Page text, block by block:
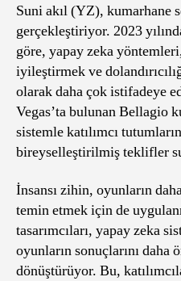
Suni akıl (YZ), kumarhane
gerçekleştiriyor. 2023
göre, yapay zeka
iyileştirmek ve
olarak daha çok istifadeye
Vegas’ta bulunan Bellagio
sistemle katılımcı
bireyselleştirilmiş teklifler
İnsansı zihin, oyunların
temin etmek için de
tasarımcıları, yapay zeka
oyunların sonuçlarını
dönüştürüyor. Bu,